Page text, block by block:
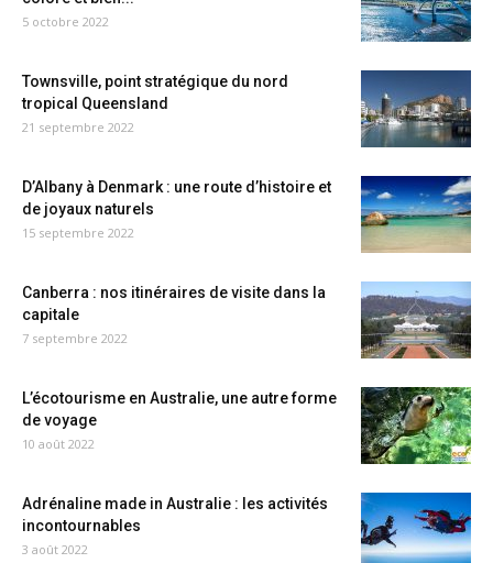
5 octobre 2022
Townsville, point stratégique du nord
tropical Queensland
21 septembre 2022
D’Albany à Denmark : une route d’histoire et
de joyaux naturels
15 septembre 2022
Canberra : nos itinéraires de visite dans la
capitale
7 septembre 2022
L’écotourisme en Australie, une autre forme
de voyage
10 août 2022
Adrénaline made in Australie : les activités
incontournables
3 août 2022